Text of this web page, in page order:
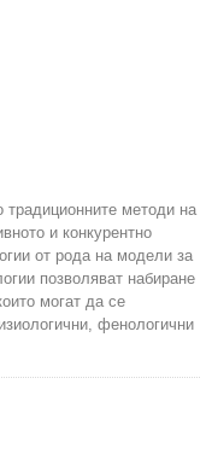
традиционните методи на
и конкурентно
от рода на модели за
позволяват набиране
могат да се
фенологични